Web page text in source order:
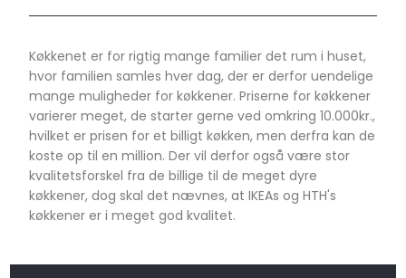
​Køkkenet er for rigtig mange familier det rum i huset,
hvor familien samles hver dag, der er derfor uendelige
mange muligheder for køkkener. Priserne for køkkener
varierer meget, de starter gerne ved omkring 10.000kr.,
hvilket er prisen for et billigt køkken, men derfra kan de
koste op til en million. Der vil derfor også være stor
kvalitetsforskel fra de billige til de meget dyre
køkkener, dog skal det nævnes, at IKEAs og HTH's
køkkener er i meget god kvalitet.